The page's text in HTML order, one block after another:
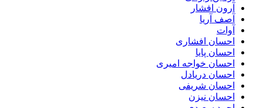
آرون افشار
آصف آریا
آوات
احسان افشاری
احسان پایا
احسان خواجه امیری
احسان دریادل
احسان شریفی
احسان نیزن